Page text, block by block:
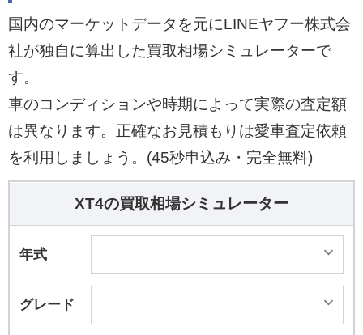
ウドストリーミングナビ」を標準装備し、トンネ
ルなどGPSで測位できない環境でも自律航法を可
能としている。
国内のマーケットデータを元にLINEヤフー株式会
社が独自に算出した買取相場シミュレーターで
す。
車のコンディションや時期によって実際の査定額
は異なります。正確なお見積もりは愛車査定依頼
を利用しましょう。(45秒申込み・完全無料)
XT4の買取相場シミュレーター
年式
グレード